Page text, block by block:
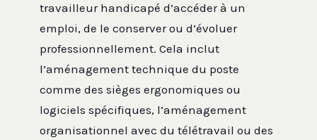
travailleur handicapé d’accéder à un
emploi, de le conserver ou d’évoluer
professionnellement. Cela inclut
l’aménagement technique du poste
comme des sièges ergonomiques ou
logiciels spécifiques, l’aménagement
organisationnel avec du télétravail ou des